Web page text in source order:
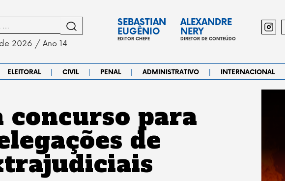
2026 / Ano 14
SEBASTIAN
EUGÊNIO
EDITOR CHEFE
ALEXANDRE
NERY
DIRETOR DE CONTEÚDO
ELEITORAL | CIVIL | PENAL | ADMINISTRATIVO | INTERNACIONAL
para
de